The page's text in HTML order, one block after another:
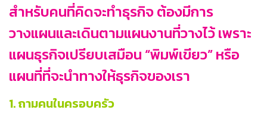
สำหรับคนที่คิดจะทำธุรกิจ ต้องมีการ
วางแผนและเดินตามแผนงานที่วางไว้ เพราะ
แผนธุรกิจเปรียบเสมือน “พิมพ์เขียว” หรือ
แผนที่ที่จะนำทางให้ธุรกิจของเรา
1. ถามคนในครอบครัว